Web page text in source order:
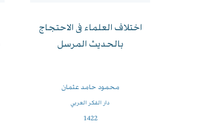
اختلاف العلماء فى الاحتجاج
بالحديث المرسل
محمود حامد عثمان
دار الفكر العربي
1422